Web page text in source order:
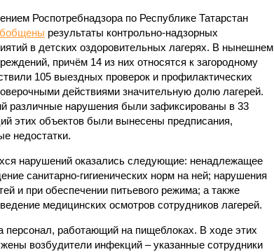
Роспотребнадзора по Республике Татарстан
результаты контрольно-надзорных
в детских оздоровительных лагерях. В нынешнем
причём 14 из них относятся к загородному
105 выездных проверок и профилактических
действиями значительную долю лагерей.
различные нарушения были зафиксированы в 33
этих объектов были вынесены предписания,
недостатки.
нарушений оказались следующие: ненадлежащее
санитарно-гигиенических норм на ней; нарушения
и при обеспечении питьевого режима; а также
медицинских осмотров сотрудников лагерей.
работающий на пищеблоках. В ходе этих
возбудители инфекций – указанные сотрудники